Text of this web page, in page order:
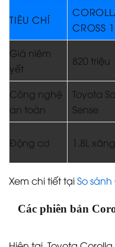
TIÊU CHÍ
CROSS
Giá niêm
yết
820 triệu
Công nghệ
an toàn
Toyota
Sense
Động cơ 1.8L xăng
Xem chi tiết tạiSo
Các phiên bản